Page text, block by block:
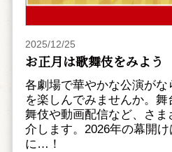
2025/12/25
お正月は歌舞伎をみよう
各劇場で華やかな公演が
を楽しんでみませんか。
舞伎や動画配信など、さ
介します。2026年の幕開
に…！